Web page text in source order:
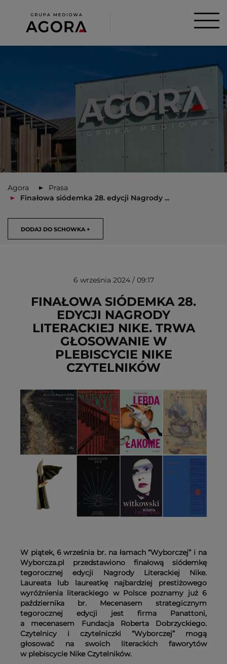
Agora
Prasa
Finałowa siódemka 28. edycji Nagrody ...
DODAJ DO SCHOWKA +
USUŃ ZE SCHOWKA
6 września 2024 / 09:17
FINAŁOWA SIÓDEMKA 28.
EDYCJI NAGRODY
LITERACKIEJ NIKE. TRWA
GŁOSOWANIE W
PLEBISCYCIE NIKE
CZYTELNIKÓW
W piątek, 6 września br. na łamach “Wyborczej” i na
Wyborcza.pl przedstawiono finałową siódemkę
tegorocznej edycji Nagrody Literackiej Nike.
Laureata lub laureatkę najbardziej prestiżowego
wyróżnienia literackiego w Polsce poznamy już 6
października br. Mecenasem strategicznym
tegorocznej edycji jest firma Panattoni,
a mecenasem Fundacja Roberta Dobrzyckiego.
Czytelnicy i czytelniczki “Wyborczej” mogą
głosować na swoich literackich faworytów
w plebiscycie Nike Czytelników.